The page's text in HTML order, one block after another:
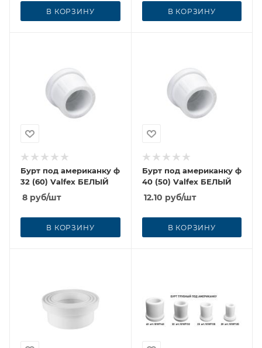
В КОРЗИНУ В КОРЗИНУ
Бурт под американку ф
32 (60) Vаlfex БЕЛЫЙ
8 руб/шт
В КОРЗИНУ
Бурт под американку ф
40 (50) Vаlfex БЕЛЫЙ
12.10 руб/шт
В КОРЗИНУ